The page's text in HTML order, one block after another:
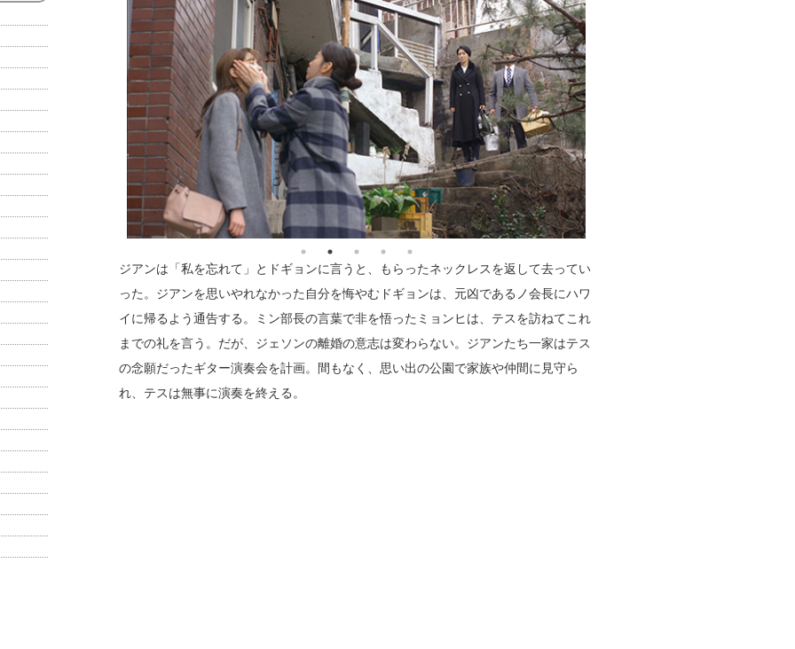
ジアンは「私を忘れて」とドギョンに言うと、もらったネックレスを返して去ってい
った。ジアンを思いやれなかった自分を悔やむドギョンは、元凶であるノ会長にハワ
イに帰るよう通告する。ミン部長の言葉で非を悟ったミョンヒは、テスを訪ねてこれ
までの礼を言う。だが、ジェソンの離婚の意志は変わらない。ジアンたち一家はテス
の念願だったギター演奏会を計画。間もなく、思い出の公園で家族や仲間に見守ら
れ、テスは無事に演奏を終える。